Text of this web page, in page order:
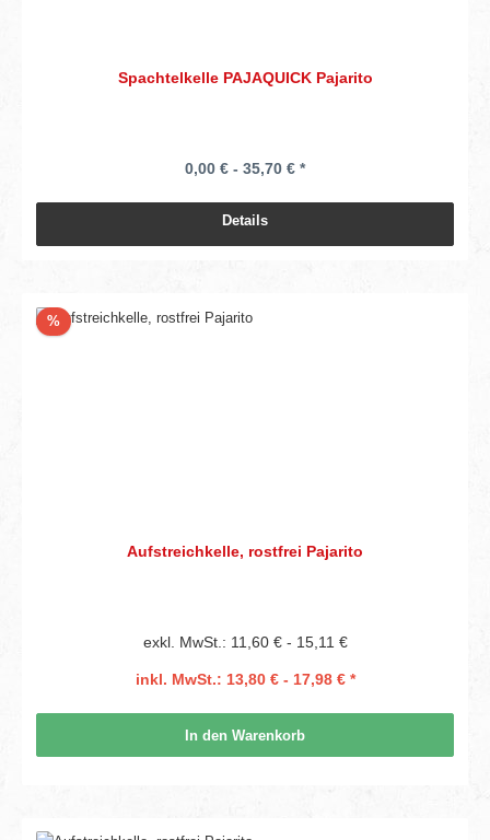
Spachtelkelle PAJAQUICK Pajarito
0,00 € - 35,70 € *
Details
%Rabatt
Aufstreichkelle, rostfrei Pajarito
exkl. MwSt.: 11,60 € - 15,11 €
inkl. MwSt.: 13,80 € - 17,98 € *
In den Warenkorb